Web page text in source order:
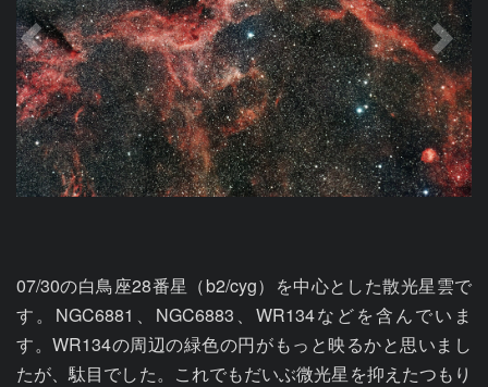
07/30の白鳥座28番星（b2/cyg）を中心とした散光星雲で
す。NGC6881、NGC6883、WR134などを含んでいま
す。WR134の周辺の緑色の円がもっと映るかと思いまし
たが、駄目でした。これでもだいぶ微光星を抑えたつもり